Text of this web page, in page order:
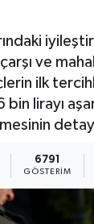
ve
ilk
lirayı
6791
GÖSTERIM